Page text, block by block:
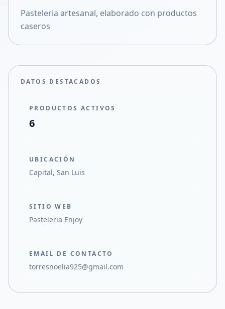
Compartir en X
Pasteleria artesanal, elaborado con productos
caseros
DATOS DESTACADOS
PRODUCTOS ACTIVOS
6
UBICACIÓN
Capital, San Luis
SITIO WEB
Pasteleria Enjoy
EMAIL DE CONTACTO
torresnoelia925@gmail.com